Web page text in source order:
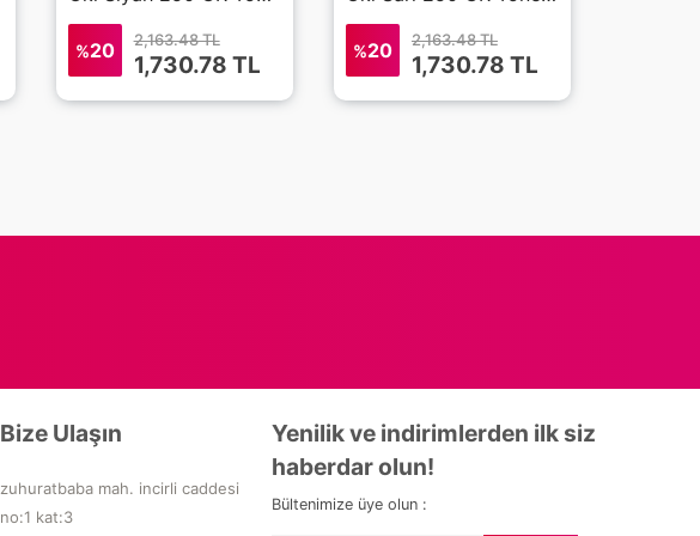
%20 2,163.48 TL
1,730.78 TL
%20 2,163.48 TL
1,730.78 TL
Bize Ulaşın
zuhuratbaba mah. incirli caddesi
no:1 kat:3
Yenilik ve indirimlerden ilk siz
haberdar olun!
Bültenimize üye olun :